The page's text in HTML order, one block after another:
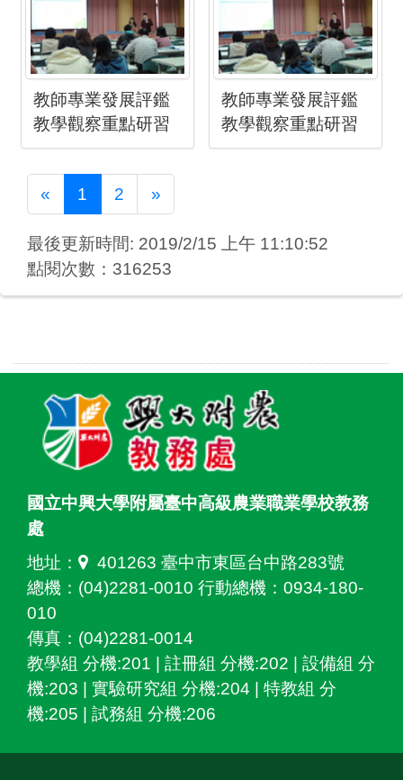
教師專業發展評鑑
教學觀察重點研習
教師專業發展評鑑
教學觀察重點研習
« Previous
1 2 »Next
最後更新時間: 2019/2/15 上午 11:10:52
點閱次數：316253
國立中興大學附屬臺中高級農業職業學校教務
處
地址：
401263 臺中市東區台中路283號
總機：(04)2281-0010 行動總機：0934-180-
010
傳真：(04)2281-0014
教學組 分機:201 | 註冊組 分機:202 | 設備組 分
機:203 | 實驗研究組 分機:204 | 特教組 分
機:205 | 試務組 分機:206